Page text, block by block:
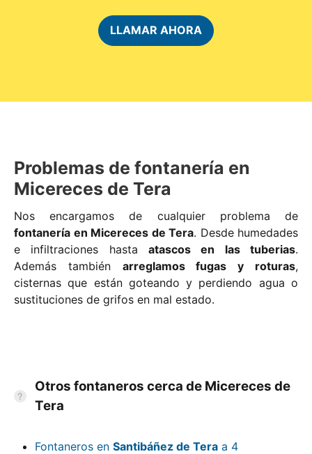
LLAMAR AHORA
Problemas de fontanería en
Micereces de Tera
Nos encargamos de cualquier problema de
fontanería en Micereces de Tera. Desde humedades
e infiltraciones hasta atascos en las tuberias.
Además también arreglamos fugas y roturas,
cisternas que están goteando y perdiendo agua o
sustituciones de grifos en mal estado.
Otros fontaneros cerca de Micereces de
Tera
Fontaneros en Santibáñez de Tera a 4